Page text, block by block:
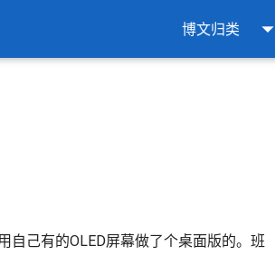
博文归类 arrow_drop_down
自己有的OLED屏幕做了个桌面版的。班